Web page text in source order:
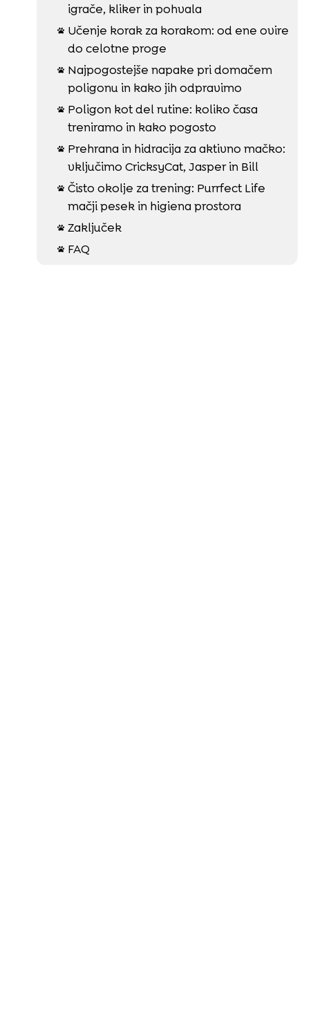
igrače, kliker in pohvala

Učenje korak za korakom: od ene ovire
do celotne proge

Najpogostejše napake pri domačem
poligonu in kako jih odpravimo

Poligon kot del rutine: koliko časa
treniramo in kako pogosto

Prehrana in hidracija za aktivno mačko:
vključimo CricksyCat, Jasper in Bill
 Čisto okolje za trening: Purrfect Life
mačji pesek in higiena prostora
 Zaključek
 FAQ